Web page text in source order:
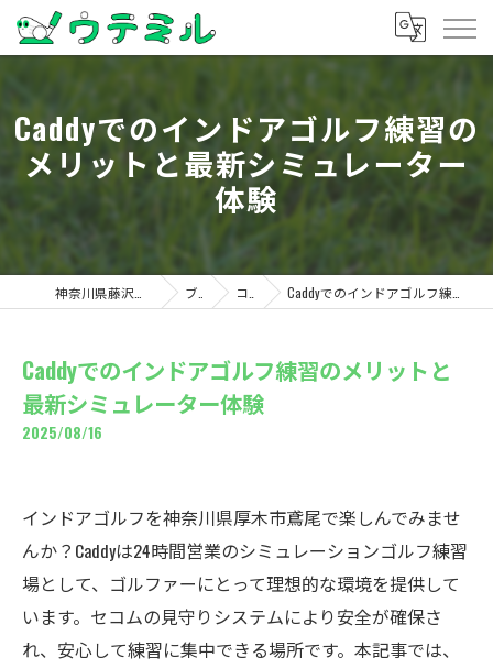
Caddyでのインドアゴルフ練習の
メリットと最新シミュレーター
体験
ブログ コラム Caddyでのインドアゴルフ練習のメリットと最新シミュレーター体験
Caddyでのインドアゴルフ練習のメリットと
最新シミュレーター体験
2025/08/16
インドアゴルフを神奈川県厚木市鳶尾で楽しんでみませ
んか？Caddyは24時間営業のシミュレーションゴルフ練習
場として、ゴルファーにとって理想的な環境を提供して
います。セコムの見守りシステムにより安全が確保さ
れ、安心して練習に集中できる場所です。本記事では、